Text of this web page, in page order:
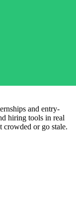
and entry-
hiring tools in real
crowded or go stale.